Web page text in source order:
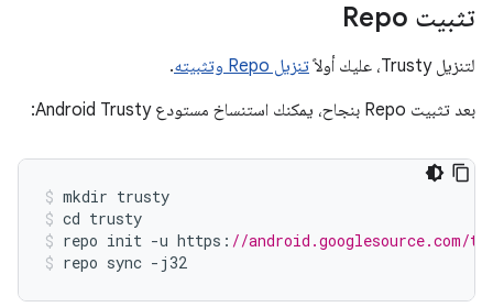
تثبيت Repo
لتنزيل Trusty، عليك أولاً تنزيل Repo وتثبيته
.
بعد تثبيت Repo بنجاح، يمكنك استنساخ مستودع Android Trusty:
mkdir trusty
cd trusty
repo init -u https : //android.googlesource.com/
repo sync - j32